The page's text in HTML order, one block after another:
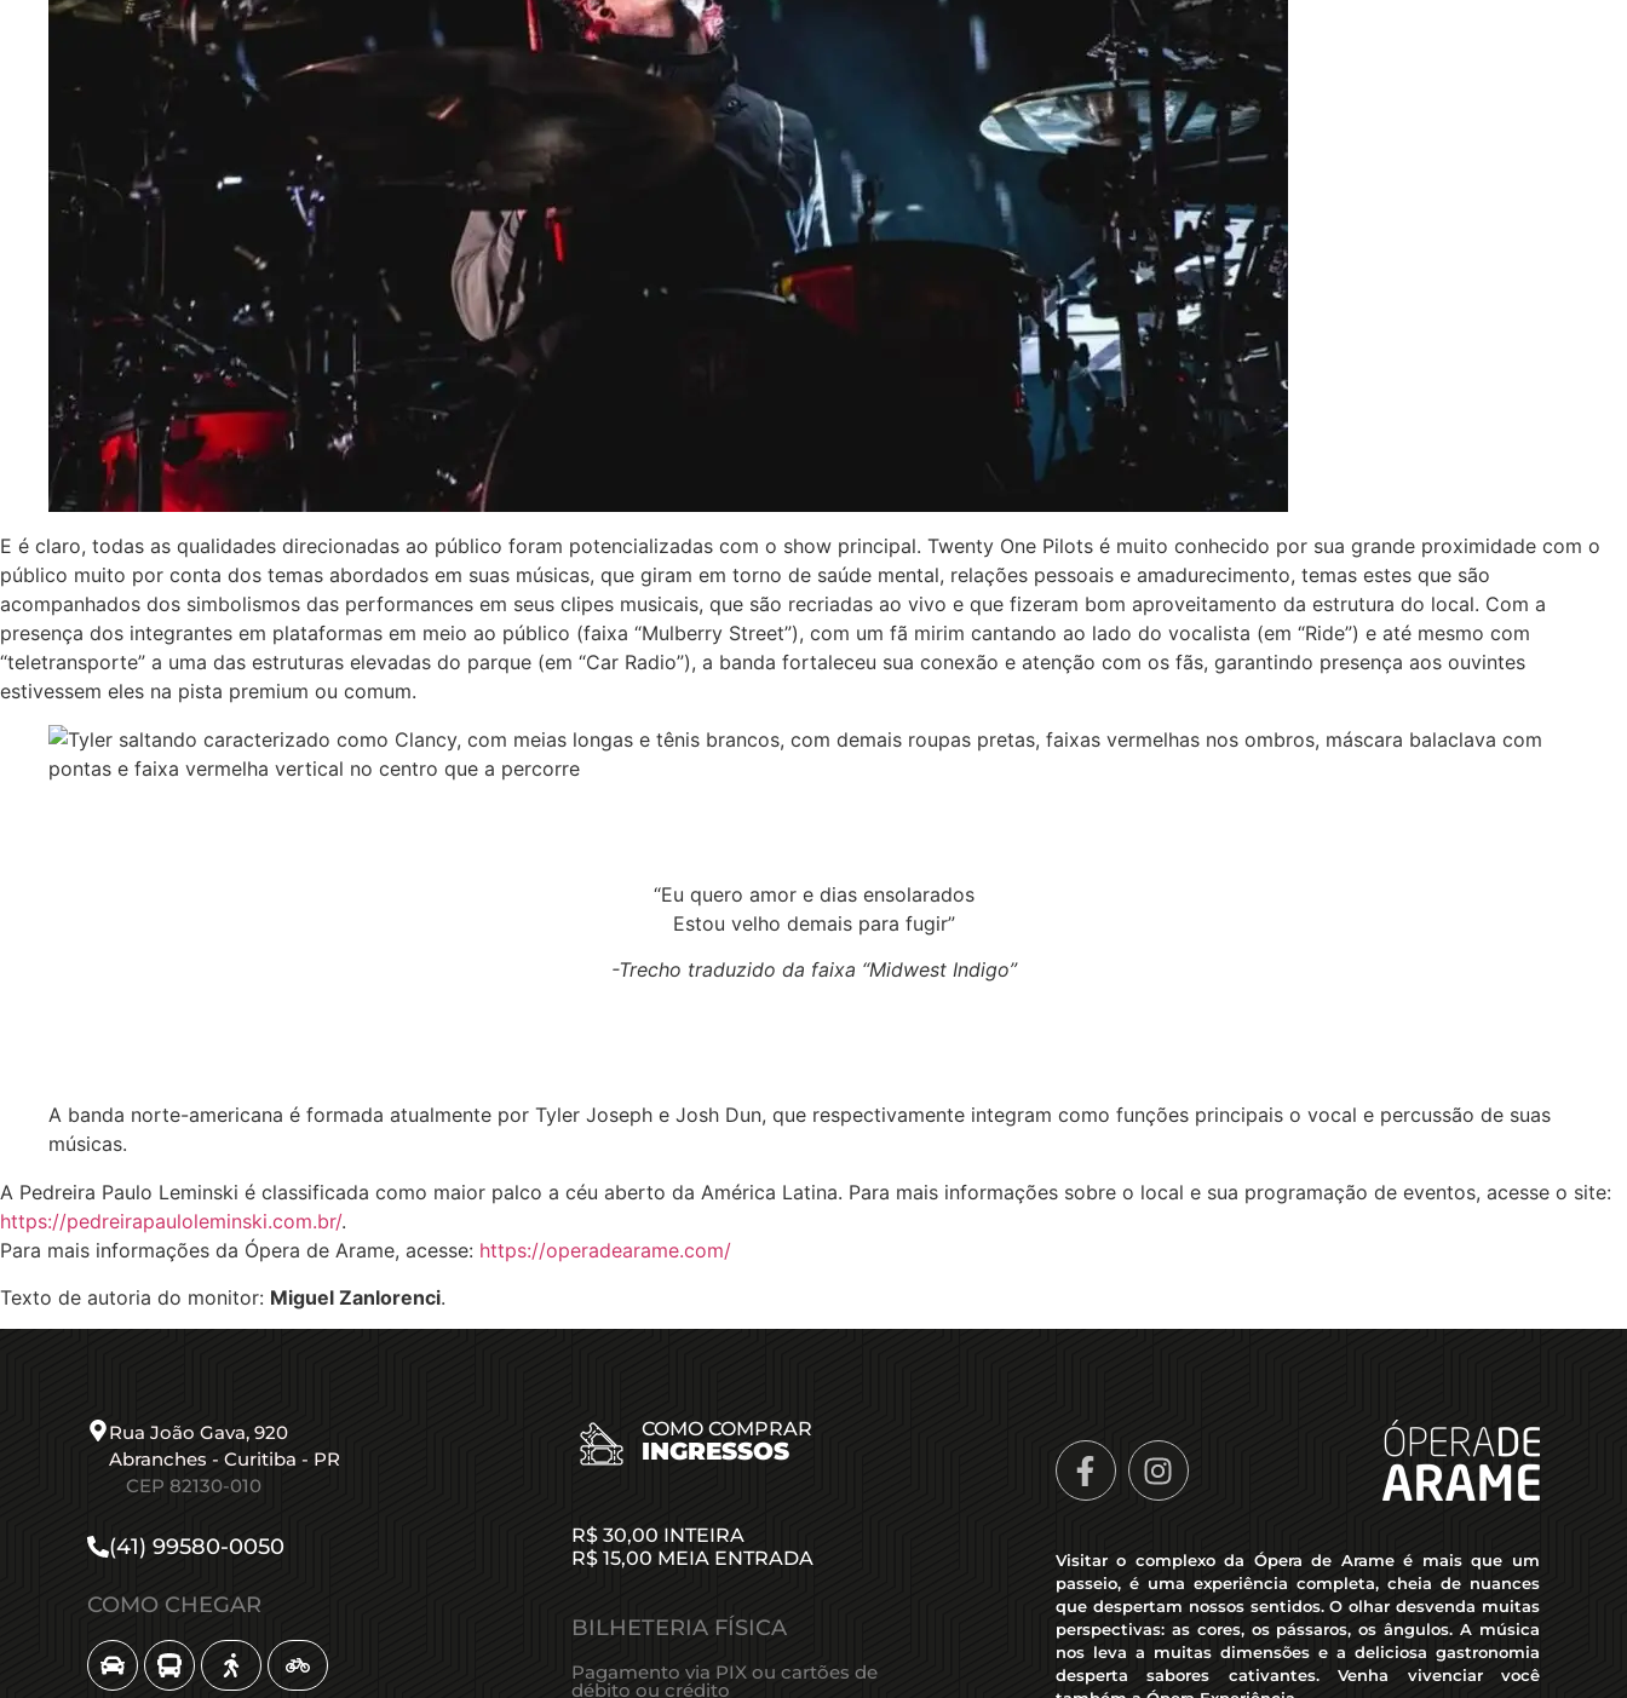
E é claro, todas as qualidades direcionadas ao público foram potencializadas com o show principal. Twenty One Pilots é muito conhecido por sua grande proximidade com o
público muito por conta dos temas abordados em suas músicas, que giram em torno de saúde mental, relações pessoais e amadurecimento, temas estes que são
acompanhados dos simbolismos das performances em seus clipes musicais, que são recriadas ao vivo e que fizeram bom aproveitamento da estrutura do local. Com a
presença dos integrantes em plataformas em meio ao público (faixa “Mulberry Street”), com um fã mirim cantando ao lado do vocalista (em “Ride”) e até mesmo com
“teletransporte” a uma das estruturas elevadas do parque (em “Car Radio”), a banda fortaleceu sua conexão e atenção com os fãs, garantindo presença aos ouvintes
estivessem eles na pista premium ou comum.
“Eu quero amor e dias ensolarados
Estou velho demais para fugir”
-Trecho traduzido da faixa “Midwest Indigo”
A banda norte-americana é formada atualmente por Tyler Joseph e Josh Dun, que respectivamente integram como funções principais o vocal e percussão de suas
músicas.
A Pedreira Paulo Leminski é classificada como maior palco a céu aberto da América Latina. Para mais informações sobre o local e sua programação de eventos, acesse o site:
https://pedreirapauloleminski.com.br/.
Para mais informações da Ópera de Arame, acesse: https://operadearame.com/
Texto de autoria do monitor: Miguel Zanlorenci.
Rua João Gava, 920
Abranches - Curitiba - PR
CEP 82130-010​
(41) 99580-0050
COMO CHEGAR
COMO COMPRAR
INGRESSOS
R$ 30,00 INTEIRA
R$ 15,00 MEIA ENTRADA
BILHETERIA FÍSICA
Pagamento via PIX ou cartões de
débito ou crédito
Visitar o complexo da Ópera de Arame é mais que um
passeio, é uma experiência completa, cheia de nuances
que despertam nossos sentidos. O olhar desvenda muitas
perspectivas: as cores, os pássaros, os ângulos. A música
nos leva a muitas dimensões e a deliciosa gastronomia
desperta sabores cativantes. Venha vivenciar você